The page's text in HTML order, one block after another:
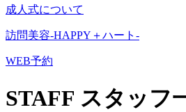
成人式について
訪問美容-HAPPY＋ハート-
WEB予約
STAFF スタッフ